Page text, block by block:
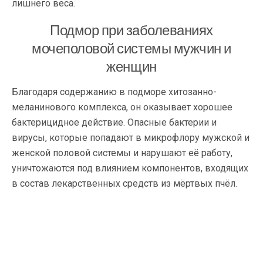
лишнего веса.
Подмор при заболеваниях
мочеполовой системы мужчин и
женщин
Благодаря содержанию в подморе хитозанно-
меланинового комплекса, он оказывает хорошее
бактерицидное действие. Опасные бактерии и
вирусы, которые попадают в микрофлору мужской и
женской половой системы и нарушают её работу,
уничтожаются под влиянием компонентов, входящих
в состав лекарственных средств из мёртвых пчёл.